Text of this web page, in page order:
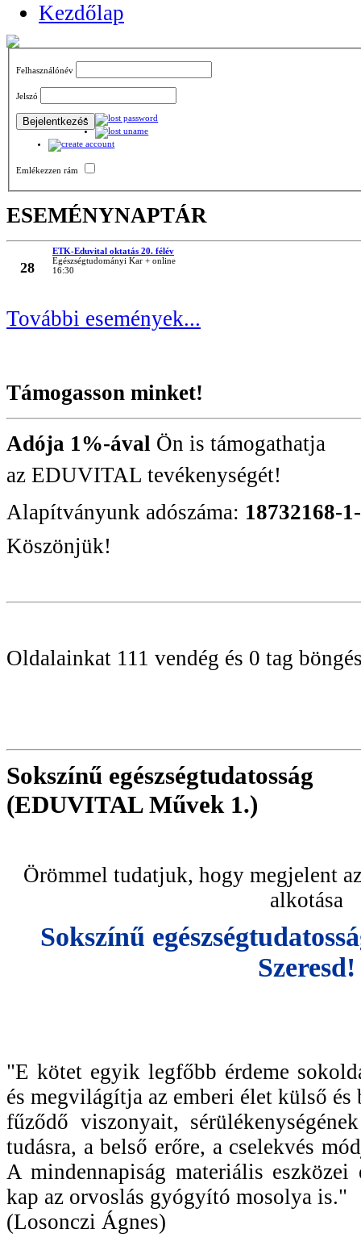
Kezdőlap
Felhasználónév
Jelszó
Emlékezzen rám
ESEMÉNYNAPTÁR
28
ETK-Eduvital oktatás 20. félév
Egészségtudományi Kar + online
16:30
További események...
Támogasson minket!
Adója 1%-ával Ön is támogathatja
az EDUVITAL tevékenységét!
Alapítványunk adószáma: 18732168-
Köszönjük!
Oldalainkat 111 vendég és 0 tag
Sokszínű egészségtudatosság
(EDUVITAL Művek 1.)
Örömmel tudatjuk, hogy megjelent
alkotása
Sokszínű
Szeresd!
"E kötet egyik legfőbb érdeme
és megvilágítja az emberi élet külső és
fűződő viszonyait,
tudásra, a belső erőre, a cselekvés
A mindennapiság materiális
kap az orvoslás gyógyító mosolya is."
(Losonczi Ágnes)